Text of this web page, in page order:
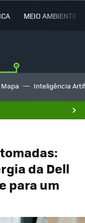
MEIO AMBIENTE
Mapa Inteligência
da Dell
para um